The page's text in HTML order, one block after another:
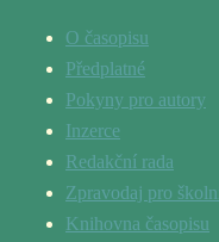
O časopisu
Předplatné
Pokyny pro autory
Inzerce
Redakční rada
Zpravodaj pro
Knihovna časopisu